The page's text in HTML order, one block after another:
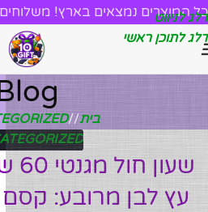
דלג לניווט
דלג לתוכן ראשי
כל המוצרים נמצאים בארץ!
בית/
עץ לבן מרובע: קסם